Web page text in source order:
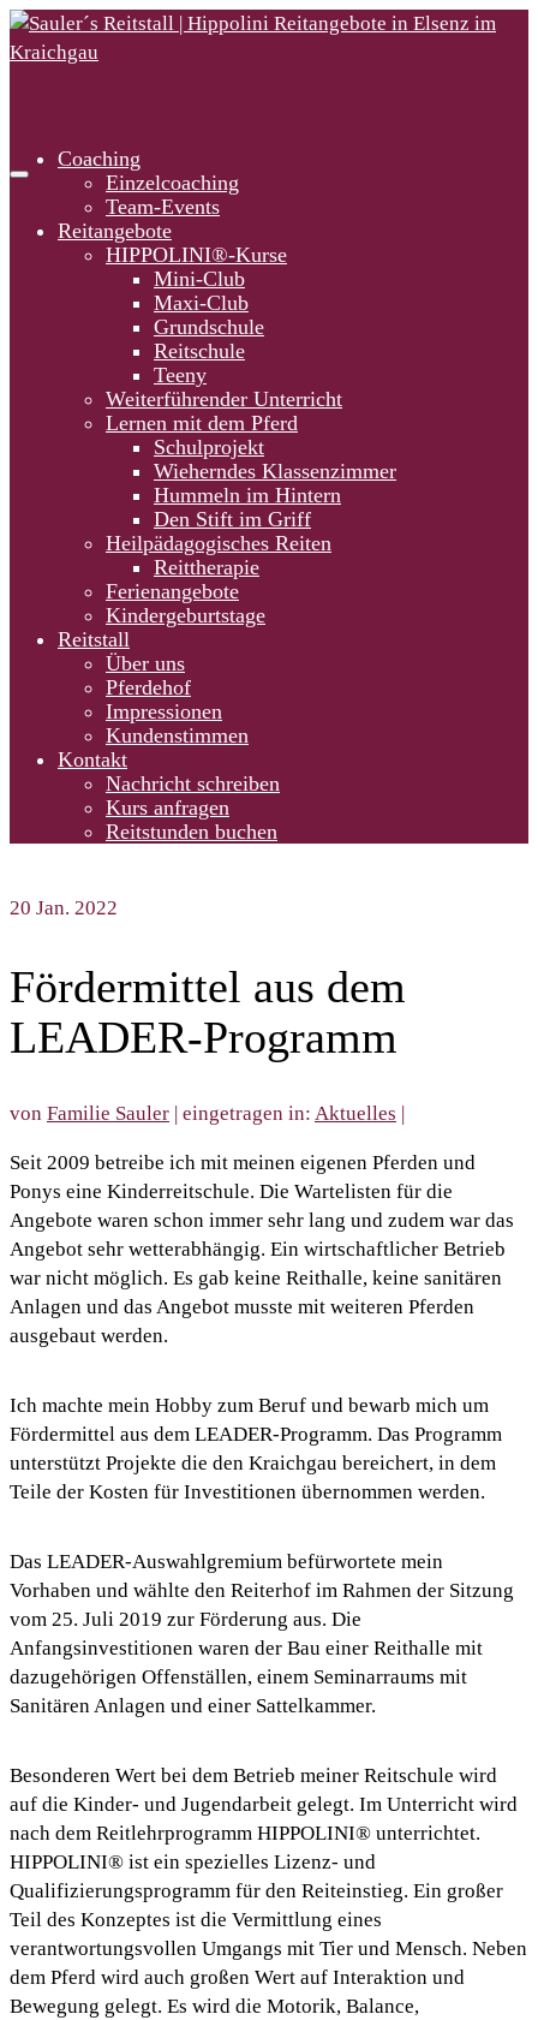
Coaching
Einzelcoaching
Team-Events
Reitangebote
HIPPOLINI®-Kurse
Mini-Club
Maxi-Club
Grundschule
Reitschule
Teeny
Weiterführender Unterricht
Lernen mit dem Pferd
Schulprojekt
Wieherndes Klassenzimmer
Hummeln im Hintern
Den Stift im Griff
Heilpädagogisches Reiten
Reittherapie
Ferienangebote
Kindergeburtstage
Reitstall
Über uns
Pferdehof
Impressionen
Kundenstimmen
Kontakt
Nachricht schreiben
Kurs anfragen
Reitstunden buchen
20 Jan. 2022
Fördermittel aus dem
LEADER-Programm
von Familie Sauler | eingetragen in: Aktuelles |
Seit 2009 betreibe ich mit meinen eigenen Pferden und
Ponys eine Kinderreitschule. Die Wartelisten für die
Angebote waren schon immer sehr lang und zudem war das
Angebot sehr wetterabhängig. Ein wirtschaftlicher Betrieb
war nicht möglich. Es gab keine Reithalle, keine sanitären
Anlagen und das Angebot musste mit weiteren Pferden
ausgebaut werden.
Ich machte mein Hobby zum Beruf und bewarb mich um
Fördermittel aus dem LEADER-Programm. Das Programm
unterstützt Projekte die den Kraichgau bereichert, in dem
Teile der Kosten für Investitionen übernommen werden.
Das LEADER-Auswahlgremium befürwortete mein
Vorhaben und wählte den Reiterhof im Rahmen der Sitzung
vom 25. Juli 2019 zur Förderung aus. Die
Anfangsinvestitionen waren der Bau einer Reithalle mit
dazugehörigen Offenställen, einem Seminarraums mit
Sanitären Anlagen und einer Sattelkammer.
Besonderen Wert bei dem Betrieb meiner Reitschule wird
auf die Kinder- und Jugendarbeit gelegt. Im Unterricht wird
nach dem Reitlehrprogramm HIPPOLINI® unterrichtet.
HIPPOLINI® ist ein spezielles Lizenz- und
Qualifizierungsprogramm für den Reiteinstieg. Ein großer
Teil des Konzeptes ist die Vermittlung eines
verantwortungsvollen Umgangs mit Tier und Mensch. Neben
dem Pferd wird auch großen Wert auf Interaktion und
Bewegung gelegt. Es wird die Motorik, Balance,